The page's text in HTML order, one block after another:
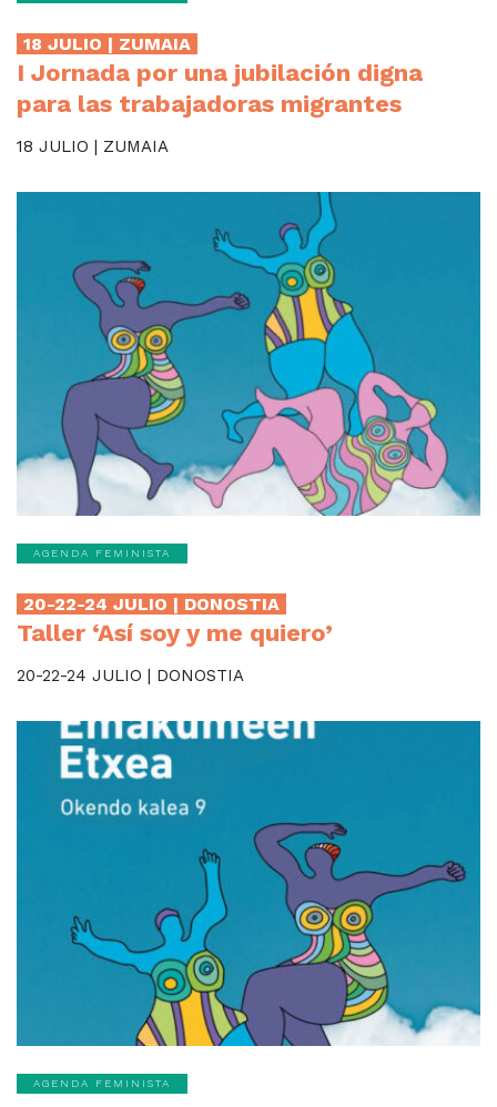
18 JULIO | ZUMAIA
I Jornada por una jubilación digna
para las trabajadoras migrantes
18 JULIO | ZUMAIA
AGENDA FEMINISTA
20-22-24 JULIO | DONOSTIA
Taller ‘Así soy y me quiero’
20-22-24 JULIO | DONOSTIA
AGENDA FEMINISTA